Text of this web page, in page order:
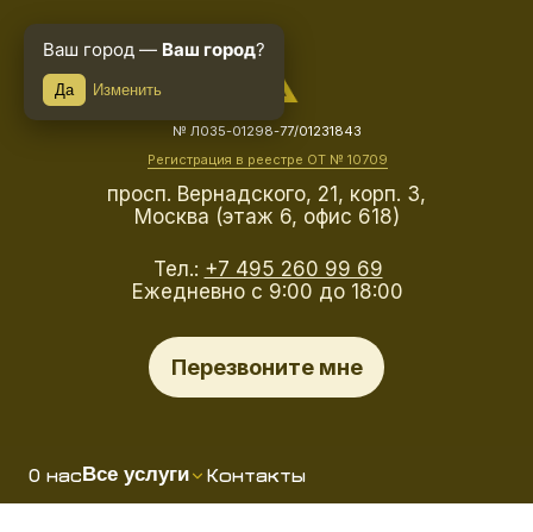
Тел.: +7 495 260 99 69
Ежедневно с 9:00 до 18:00
Перезвоните мне
просп. Вернадского, 21, корп. 3,
Москва (этаж 6, офис 618)
№ Л035-01298-77/01231843
Регистрация в реестре ОТ № 10709
О насВсе услуги Контакты
Ваш город — Ваш город?
Да Изменить